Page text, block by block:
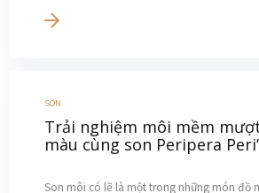
SON
Trải nghiệm môi mềm
màu cùng son Peripera
Son môi có lẽ là một trong những món đồ